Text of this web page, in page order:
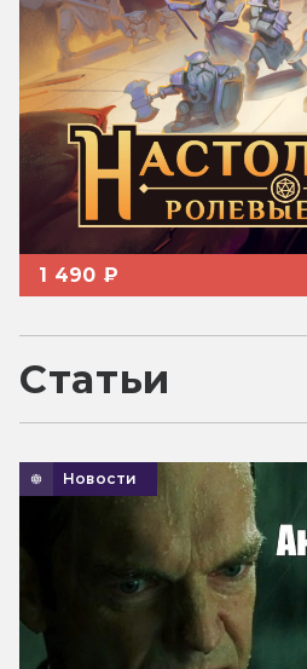
1 490 ₽
Статьи
Новости